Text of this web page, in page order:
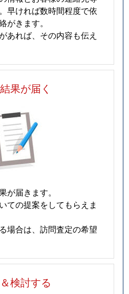
早ければ数時間程度で依
がきます。
あれば、その内容も伝え
果が届く
が届きます。
ての提案をしてもらえま
場合は、訪問査定の希望
検討する